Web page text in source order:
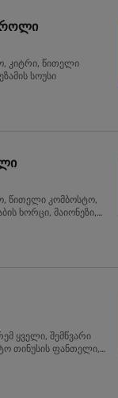
როლი
კიტრი, წითელი
სოუსი
წითელი კომბოსტო,
ხორცი, მაიონეზი,
ყველი, შემწვარი
თინუსის ფანთელი,